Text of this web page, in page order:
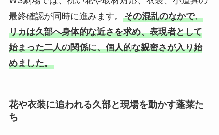
最終確認が同時に進みます。 その混乱のなかで、
リカは久部へ身体的な近さを求め、表現者として
始まった二人の関係に、個人的な親密さが入り始
めました。
花や衣装に追われる久部と現場を動かす蓬莱た
ち